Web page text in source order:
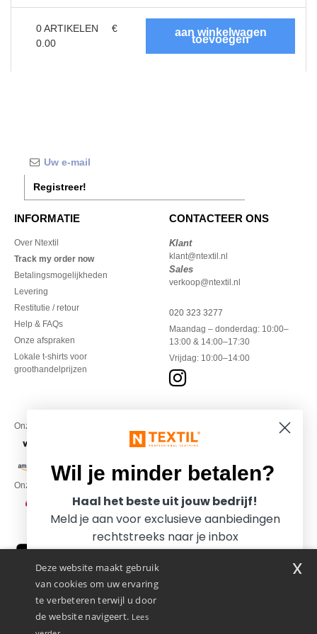
0ARTIKELEN
€
0.00
Registreer!
INFORMATIE
Over Ntextil
Track my order now
Betalingsmogelijkheden
Levering
Restitutie / retour
Help & FAQs
Onze afspraken
Lokale t-shirts voor
groothandelprijzen
CONTACTEER ONS
Klant
klant@ntextil.nl
Sales
verkoop@ntextil.nl
020 323 3277
Maandag – donderdag: 10:00–
13:00 & 14:00–17:30
Vrijdag: 10:00–14:00
Onze financiële partners
Onze transporteurs
Deze website maakt gebruik
van cookies om uw ervaring
te verbeteren terwijl u door
de website navigeert. Lees
x
Wil je minder betalen?
Haal het beste uit jouw bedrijf!
Meld je aan voor exclusieve aanbiedingen
rechtstreeks naar je inbox